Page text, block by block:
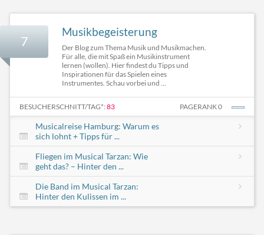
7
Musikbegeisterung
Der Blog zum Thema Musik und Musikmachen.
Für alle, die mit Spaß ein Musikinstrument
lernen (wollen). Hier findest du Tipps und
Inspirationen für das Spielen eines
Instrumentes. Schau vorbei und ...
BESUCHERSCHNITT/TAG*: 83 PAGERANK 0
Musicalreise Hamburg: Warum es
sich lohnt + Tipps für ...
Fliegen im Musical Tarzan: Wie
geht das? – Hinter den ...
Die Band im Musical Tarzan:
Hinter den Kulissen im ...